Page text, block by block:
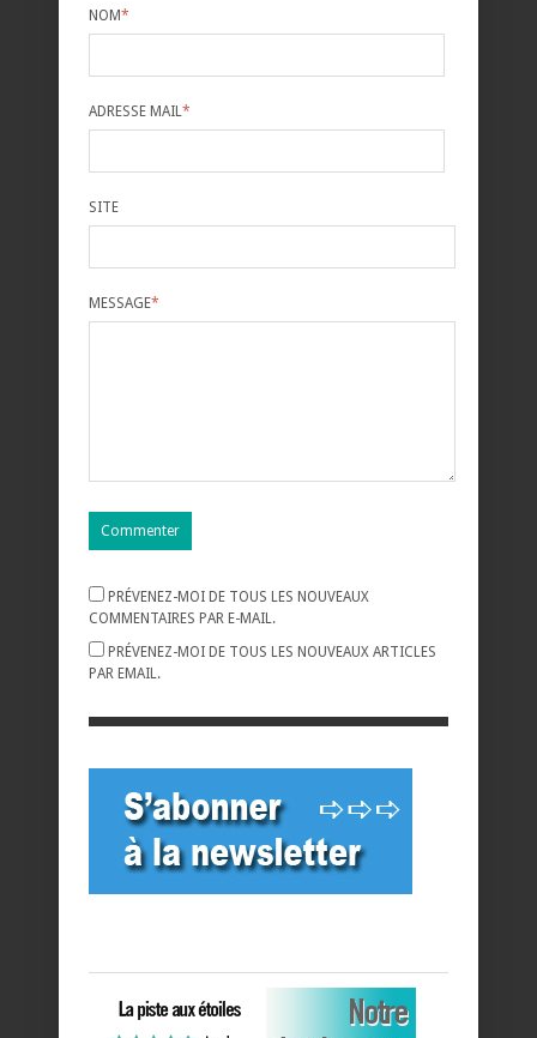
NOM*
ADRESSE MAIL*
SITE
MESSAGE*
PRÉVENEZ-MOI DE TOUS LES NOUVEAUX
COMMENTAIRES PAR E-MAIL.
PRÉVENEZ-MOI DE TOUS LES NOUVEAUX ARTICLES
PAR EMAIL.